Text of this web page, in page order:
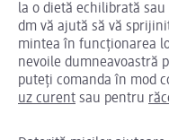
la o dietă echilibrată
dm vă ajută să vă
mintea în funcționarea
nevoile dumneavoastră
puteți comanda în mod
uz curent sau pentru